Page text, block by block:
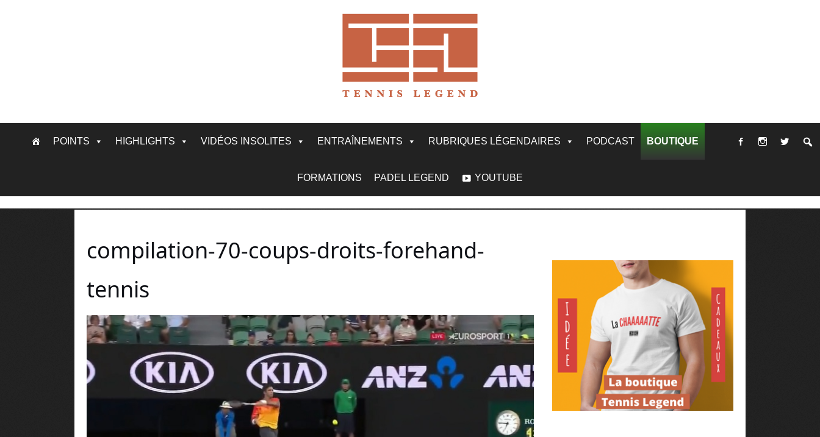
POINTS HIGHLIGHTS VIDÉOS INSOLITES ENTRAÎNEMENTS RUBRIQUES LÉGENDAIRES PODCAST BOUTIQUE
FORMATIONS PADEL LEGEND YOUTUBE
compilation-70-coups-droits-forehand-
tennis